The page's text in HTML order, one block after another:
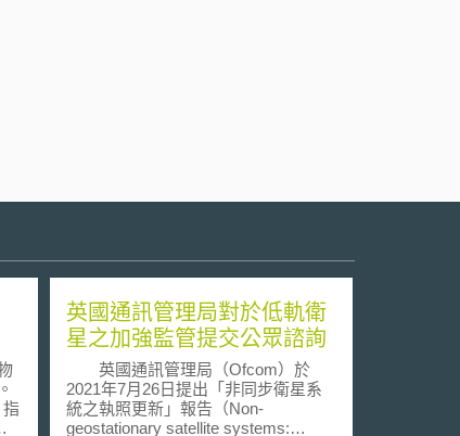
指
英國通訊管理局對於低軌衛
星之加強監管提交公眾諮詢
英國通訊管理局（Ofcom）於
2021年7月26日提出「非同步衛星系
統之執照更新」報告（Non-
geostationary satellite systems: